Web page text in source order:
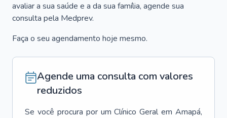
avaliar a sua saúde e a da sua família, agende sua
consulta pela Medprev.
Faça o seu agendamento hoje mesmo.
Agende uma consulta com valores
reduzidos
Se você procura por um Clínico Geral em Amapá,